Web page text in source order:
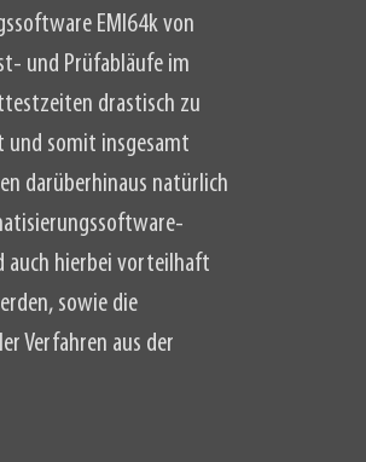
EMI64k von
und Prüfabläufe im
drastisch zu
und somit insgesamt
darüberhinaus natürlich
auch hierbei vorteilhaft
sowie die
Verfahren aus der